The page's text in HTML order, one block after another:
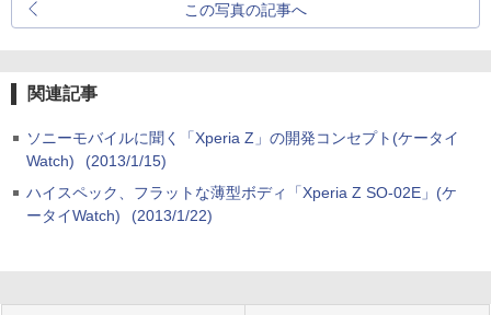
この写真の記事へ
関連記事
ソニーモバイルに聞く「Xperia Z」の開発コンセプト(ケータイ
Watch)
(2013/1/15)
ハイスペック、フラットな薄型ボディ「Xperia Z SO-02E」(ケ
ータイWatch)
(2013/1/22)